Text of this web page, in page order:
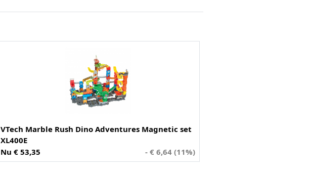
VTech Marble Rush Dino Adventures Magnetic set
XL400E
Nu € 53,35
- € 6,64 (11%)